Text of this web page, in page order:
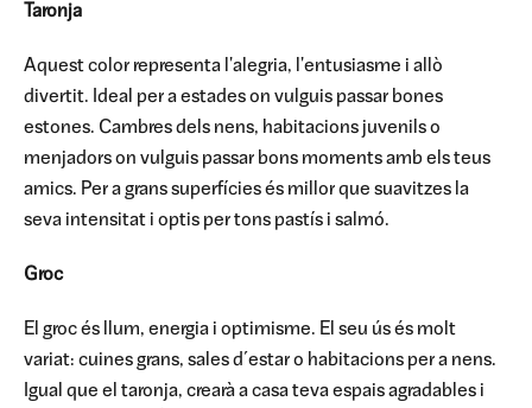
Taronja
Aquest color representa l'alegria, l'entusiasme i allò
divertit. Ideal per a estades on vulguis passar bones
estones. Cambres dels nens, habitacions juvenils o
menjadors on vulguis passar bons moments amb els teus
amics. Per a grans superfícies és millor que suavitzes la
seva intensitat i optis per tons pastís i salmó.
Groc
El groc és llum, energia i optimisme. El seu ús és molt
variat: cuines grans, sales d´estar o habitacions per a nens.
Igual que el taronja, crearà a casa teva espais agradables i